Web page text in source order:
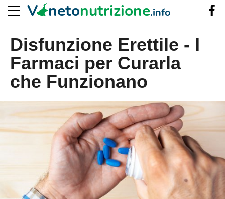
Disfunzione Erettile - I
Farmaci per Curarla
che Funzionano
V netonutrizione.info